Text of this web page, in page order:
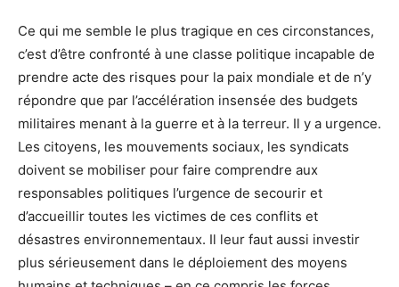
Ce qui me semble le plus tragique en ces circonstances,
c’est d’être confronté à une classe politique incapable de
prendre acte des risques pour la paix mondiale et de n’y
répondre que par l’accélération insensée des budgets
militaires menant à la guerre et à la terreur. Il y a urgence.
Les citoyens, les mouvements sociaux, les syndicats
doivent se mobiliser pour faire comprendre aux
responsables politiques l’urgence de secourir et
d’accueillir toutes les victimes de ces conflits et
désastres environnementaux. Il leur faut aussi investir
plus sérieusement dans le déploiement des moyens